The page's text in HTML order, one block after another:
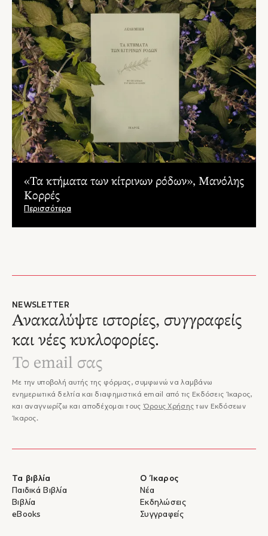
«Τα κτήματα των κίτρινων ρόδων», Μανόλης
Κορρές
Περισσότερα
NEWSLETTER
Ανακαλύψτε ιστορίες, συγγραφείς
και νέες κυκλοφορίες.
Με την υποβολή αυτής της φόρμας, συμφωνώ να λαμβάνω
ενημερωτικά δελτία και διαφημιστικά email από τις Εκδόσεις Ίκαρος,
και αναγνωρίζω και αποδέχομαι τους Όρους Χρήσης των Εκδόσεων
Ίκαρος.
Τα βιβλία
Παιδικά Βιβλία
Βιβλία
eBooks
Ο Ίκαρος
Νέα
Εκδηλώσεις
Συγγραφείς